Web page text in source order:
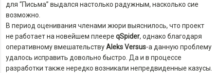
для “Письма” выдался настолько радужным, насколько сие
возможно.
В период оценивания членами жюри выяснилось, что проект
не работает на новейшем плеере qSpider, однако благодаря
оперативному вмешательствуAleks Versus-а данную проблему
удалось исправить довольно быстро. Да и в процессе
разработки также нередко возникали непредвиденные казусы.